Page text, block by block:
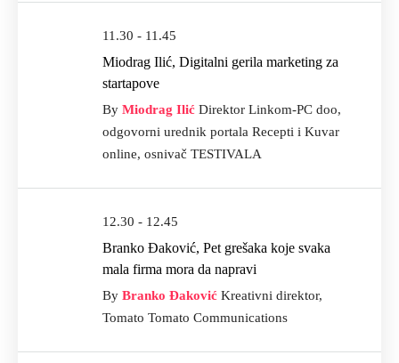
11.30 - 11.45
Miodrag Ilić, Digitalni gerila marketing za
startapove
By Miodrag Ilić Direktor Linkom-PC doo,
odgovorni urednik portala Recepti i Kuvar
online, osnivač TESTIVALA
12.30 - 12.45
Branko Đaković, Pet grešaka koje svaka
mala firma mora da napravi
By Branko Đaković Kreativni direktor,
Tomato Tomato Communications